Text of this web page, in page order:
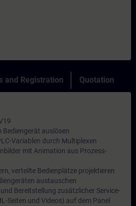
and Registration Quotation
Bediengerät auslösen
Variablen durch Multiplexen
mit Animation aus Prozess-
verteilte Bedienplätze projektieren
austauschen
Bereitstellung zusätzlicher Service-
Seiten und Videos) auf dem Panel